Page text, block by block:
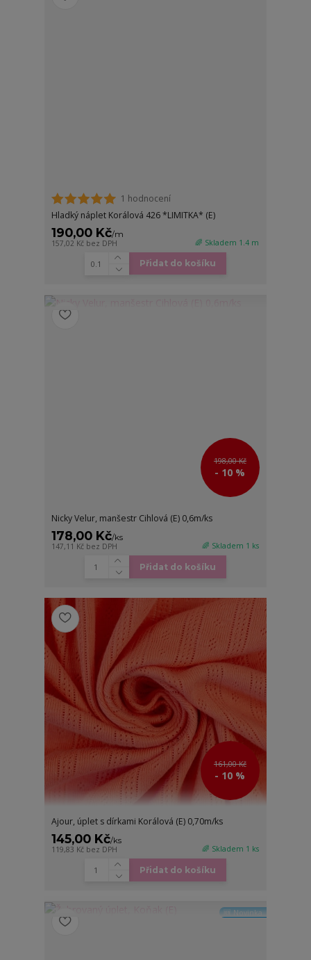
1 hodnocení
Hladký náplet Korálová 426 *LIMITKA* (E)
190,00 Kč/m
157,02 Kč bez DPH 🌈 Skladem 1.4 m
Přidat do košíku
198,00 Kč
- 10 %
Nicky Velur, manšestr Cihlová (E) 0,6m/ks
178,00 Kč/ks
147,11 Kč bez DPH 🌈 Skladem 1 ks
Přidat do košíku
161,00 Kč
- 10 %
Ajour, úplet s dírkami Korálová (E) 0,70m/ks
145,00 Kč/ks
119,83 Kč bez DPH 🌈 Skladem 1 ks
Přidat do košíku
🆕 Novinka